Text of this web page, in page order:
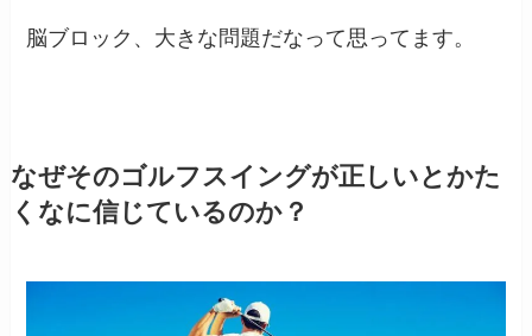
脳ブロック、大きな問題だなって思ってます。
なぜそのゴルフスイングが正しいとかた
くなに信じているのか？